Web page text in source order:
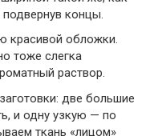
концы.
красивой обложки.
тоже слегка
раствор.
две большие
и одну узкую — по
ткань «лицом»